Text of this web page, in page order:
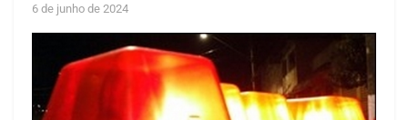
6 de junho de 2024